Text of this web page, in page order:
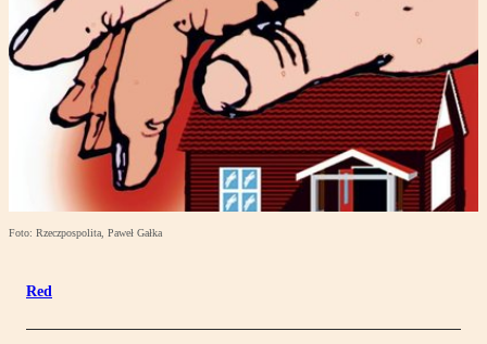
Foto: Rzeczpospolita, Paweł Gałka
Red